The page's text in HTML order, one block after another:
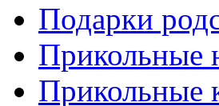
Подарки
Прикольные
Прикольные